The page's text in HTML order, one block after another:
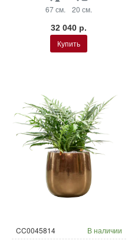
67 см. 20 см.
32 040 р.
Купить
CC0045814 В наличии